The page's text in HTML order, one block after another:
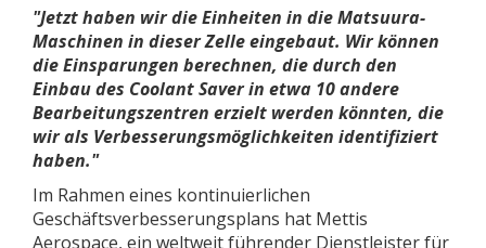
"Jetzt haben wir die Einheiten in die Matsuura-
Maschinen in dieser Zelle eingebaut. Wir können
die Einsparungen berechnen, die durch den
Einbau des Coolant Saver in etwa 10 andere
Bearbeitungszentren erzielt werden könnten, die
wir als Verbesserungsmöglichkeiten identifiziert
haben."
Im Rahmen eines kontinuierlichen
Geschäftsverbesserungsplans hat Mettis
Aerospace, ein weltweit führender Dienstleister für